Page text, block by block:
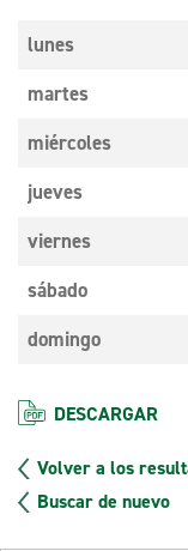
lunes
martes
miércoles
jueves
viernes
sábado
domingo
DESCARGAR
Volver a los
Buscar de nuevo